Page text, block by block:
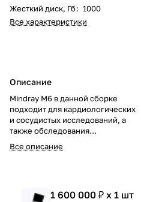
Жесткий диск, Гб: 1000
Все характеристики
Описание
Mindray M6 в данной сборке
подходит для кардиологических
и сосудистых исследований, а
также обследования
поверхностных структур.
Эффективен для
Все описание
1 600 000 ₽ x 1 шт